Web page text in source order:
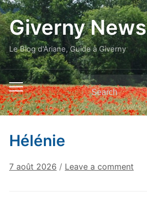
Giverny News
Le Blog d'Ariane, Guide à Giverny
Toggle
mobile
menu
Search
for:
Hélénie
7 août 2026 / Leave a comment